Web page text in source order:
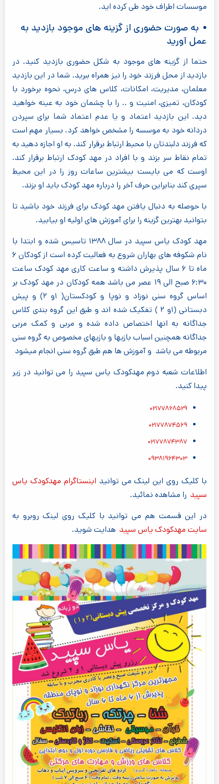
موسسات اطراف خود طی کرده اید.
به صورت حضوری از گزینه های موجود بازدید به
عمل آورید
حتما از گزینه های موجود به شکل حضوری بازدید کنید. در
بازدید از محل فرزند خود را نیز همراه ببرید. شما در این بازدید
معلمان، مدیریت، امکانات، کلاس های درس، نحوه برخورد با
کودکان، تمیزی، امنیت و .. را با چشمان خود به عینه خواهید
دید. این بازدید اعتماد و یا عدم اعتماد شما برای سپردن
دردانه خود به موسسه را مشخص خواهد کرد. بسیار مهم است
که فرزند دلبندتان با محیط ارتباط برقرار کند. به او اجازه دهید به
تمام نقاط سر بزند و با افراد در مهد کودک ارتباط برقرار کند.
اوست که می بایست بیشترین ساعات روز را در این محیط
سپری کند بنابراین حرف آخر را درباره مهد کودک باید او بزند.
با حوصله به دنبال یافتن مهد کودک برای فرزند خود باشید تا
بتوانید بهترین گزینه را برای آموزش های اولیه او بیابید.
مهد کودک یاس سپید در سال ۱۳۸۸ تاسیس شده و ابتدا با
نام شکوفه های بهاران شروع به فعالیت کرده است از کودکان ۶
ماه تا ۶ سال پذیرش داشته و ساعت کاری مهد کودک ساعت
۶:۳۰ صبح الی ۱۹ عصر می باشد همه کودکان در مهد کودک بر
اساس گروه سنی نوزاد و نوپا و کودکستان( ۱و ۲) و پیش
دبستانی (۱و ۲ ) تفکیک شده اند و طبق این گروه بندی کلاس
جداگانه به انها اختصاص داده شده و مربی و کمک مربی
جداگانه همچنین اسباب بازیها و بازیهای مخصوص به گروه سنی
مربوطه می باشد و آموزش ها هم طبق گروه سنی انجام میشود
اطلاعات شعبه دوم مهدکودک یاس سپید را می توانید در زیر
پیدا کنید.
۰۲۱۷۷۸۶۸۵۲۹
۰۲۱۷۷۸۷۴۵۶۹
۰۲۱۷۷۸۷۴۳۸۷
۰۹۳۸۱۹۶۴۳۰۳
با کلیک روی این لینک می توانید اینستاگرام مهدکودک یاس
سپید را مشاهده نمائید.
در این قسمت هم می توانید با کلیک روی لینک روبرو به
سایت مهدکودک یاس سپید هدایت شوید.